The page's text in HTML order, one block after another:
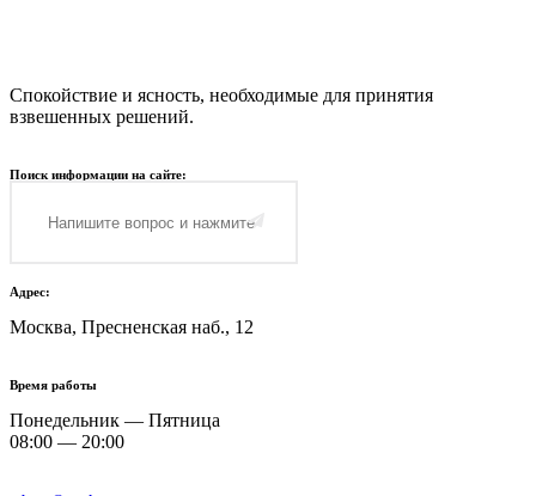
Спокойствие и ясность, необходимые для принятия
взвешенных решений.
Поиск информации на сайте:
Адрес:
Москва, Пресненская наб., 12
Время работы
Понедельник — Пятница
08:00 — 20:00